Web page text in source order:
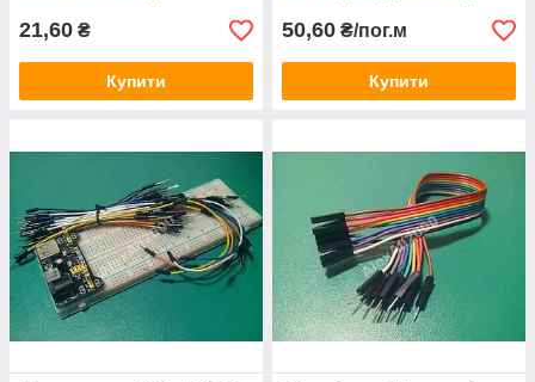
21,60 ₴
Купити
50,60 ₴/пог.м
Купити